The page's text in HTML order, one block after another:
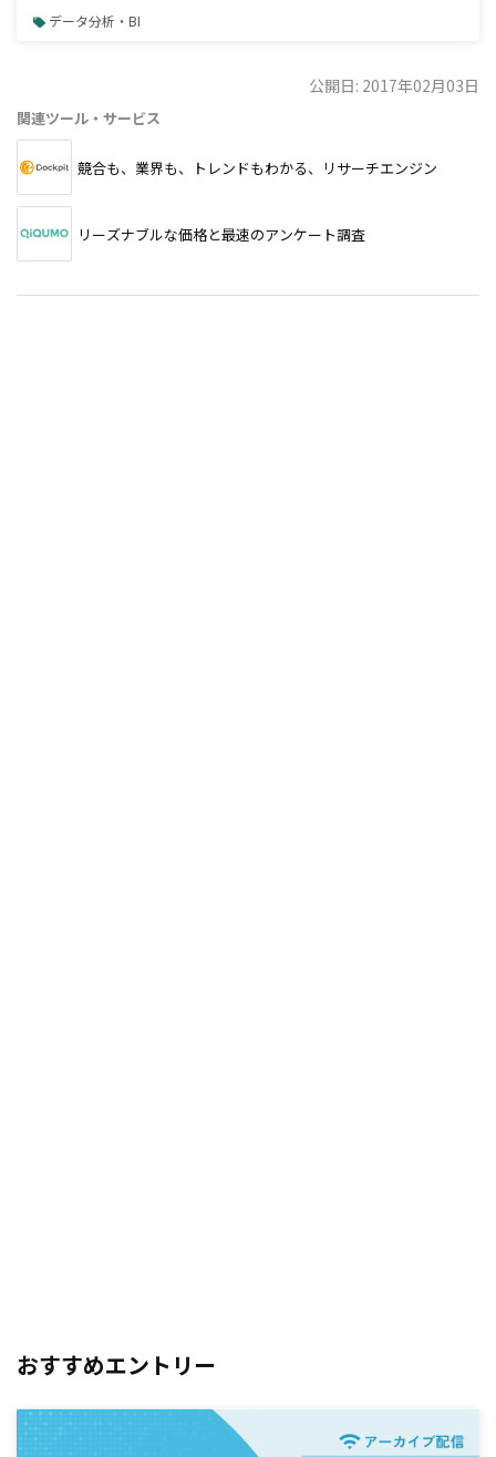
データ分析・BI
公開日: 2017年02月03日
関連ツール・サービス
競合も、業界も、トレンドもわかる、リサーチエンジン
リーズナブルな価格と最速のアンケート調査
おすすめエントリー